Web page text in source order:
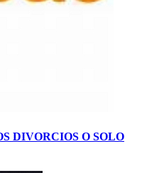
DIVORCIOS O SOLO